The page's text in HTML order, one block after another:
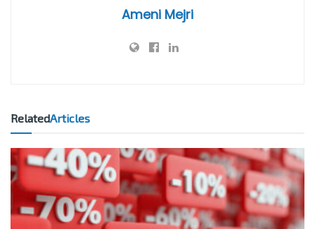
Ameni Mejri
RelatedArticles